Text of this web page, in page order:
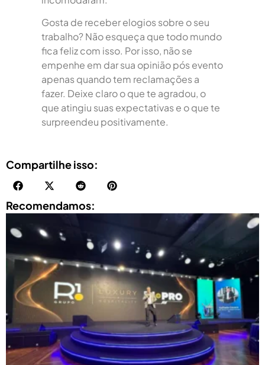
Gosta de receber elogios sobre o seu
trabalho? Não esqueça que todo mundo
fica feliz com isso. Por isso, não se
empenhe em dar sua opinião pós evento
apenas quando tem reclamações a
fazer. Deixe claro o que te agradou, o
que atingiu suas expectativas e o que te
surpreendeu positivamente.
Compartilhe isso:
Recomendamos: